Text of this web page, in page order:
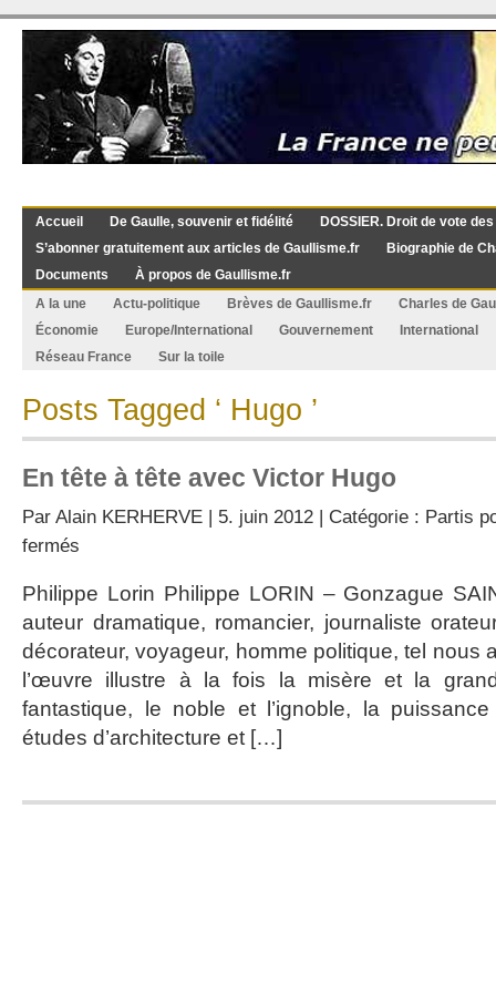
Accueil De Gaulle, souvenir et fidélité
DOSSIER. Droit de vote
S’abonner gratuitement aux articles de Gaullisme.fr
Biographie de
Documents
À propos de Gaullisme.fr
A la une
Actu-politique Brèves de Gaullisme.fr
Charles de
Économie
Europe/International Gouvernement
International
Réseau France
Sur la toile
Posts Tagged ‘ Hugo ’
En tête à tête avec Victor Hugo
Par Alain KERHERVE | 5. juin 2012 | Catégorie : Partis
fermés
à
tête
Victor
Hugo
Philippe Lorin Philippe LORIN – Gonzague
auteur dramatique, romancier, journaliste
décorateur, voyageur, homme politique, tel nous
l’œuvre illustre à la fois la misère et la
fantastique, le noble et l’ignoble, la
études d’architecture et […]